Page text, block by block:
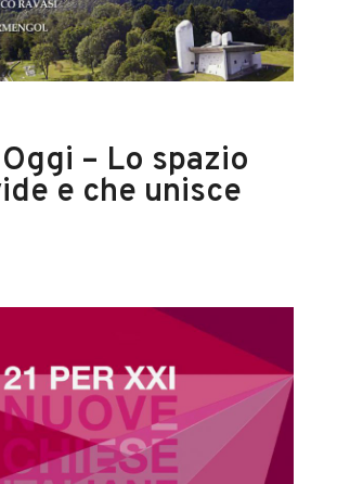
– Lo spazio
e che unisce